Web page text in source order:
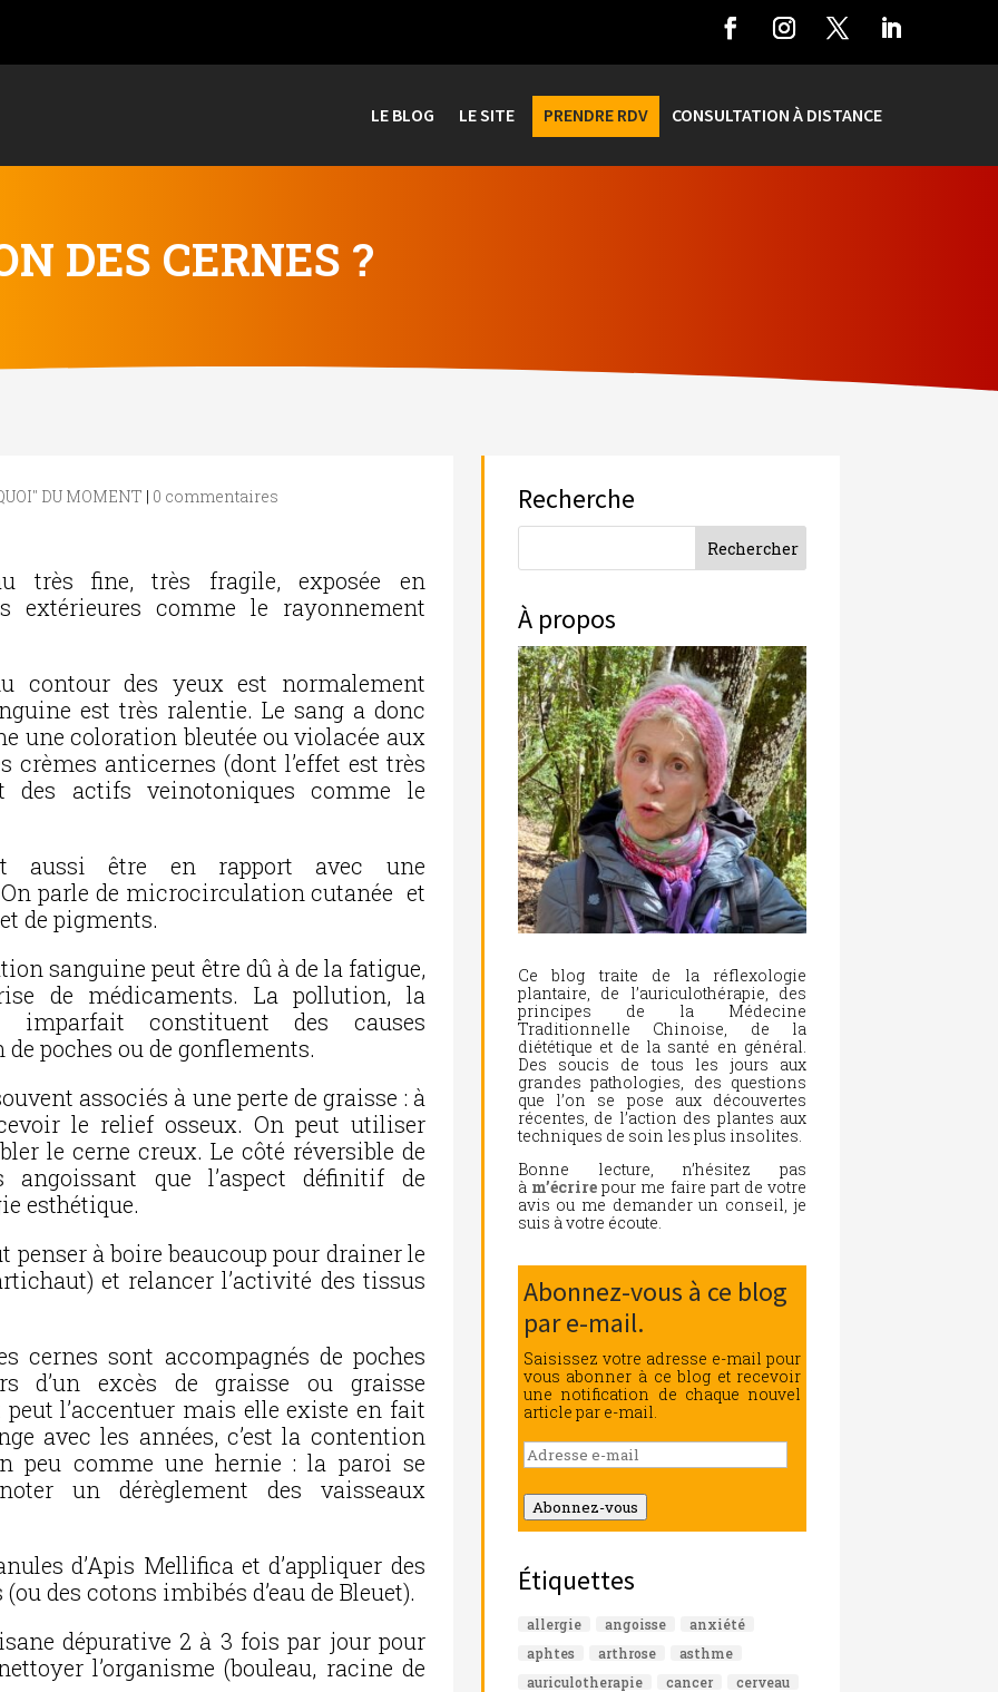
LE BLOG LE SITE PRENDRE RDV CONSULTATION À DISTANCE
DES CERNES ?
DU MOMENT | 0 commentaires
très fine, très fragile, exposée en
extérieures comme le rayonnement
contour des yeux est normalement
est très ralentie. Le sang a donc
une coloration bleutée ou violacée aux
crèmes anticernes (dont l’effet est très
des actifs veinotoniques comme le
aussi être en rapport avec une
parle de microcirculation cutanée et
de pigments.
sanguine peut être dû à de la fatigue,
de médicaments. La pollution, la
imparfait constituent des causes
poches ou de gonflements.
associés à une perte de graisse : à
le relief osseux. On peut utiliser
le cerne creux. Le côté réversible de
que l’aspect définitif de
esthétique.
à boire beaucoup pour drainer le
et relancer l’activité des tissus
cernes sont accompagnés de poches
d’un excès de graisse ou graisse
l’accentuer mais elle existe en fait
avec les années, c’est la contention
peu comme une hernie : la paroi se
un dérèglement des vaisseaux
d’Apis Mellifica et d’appliquer des
des cotons imbibés d’eau de Bleuet).
dépurative 2 à 3 fois par jour pour
l’organisme (bouleau, racine de
Recherche
À propos
Ce blog traite de la réflexologie
plantaire, de l’auriculothérapie, des
principes de la Médecine
Traditionnelle Chinoise, de la
diététique et de la santé en général.
Des soucis de tous les jours aux
grandes pathologies, des questions
que l’on se pose aux découvertes
récentes, de l’action des plantes aux
techniques de soin les plus insolites.
Bonne lecture, n’hésitez pas
à m’écrire pour me faire part de votre
avis ou me demander un conseil, je
suis à votre écoute.
Abonnez-vous à ce blog
par e-mail.
Saisissez votre adresse e-mail pour
vous abonner à ce blog et recevoir
une notification de chaque nouvel
article par e-mail.
Adresse
e-
mail
Abonnez-vous
Étiquettes
allergie angoisse
anxiété
aphtes
arthrose
asthme
auriculotherapie
cancer
cerveau